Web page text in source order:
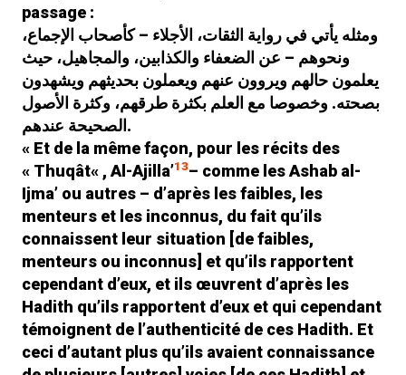
passage :
ومثله يأتي في رواية الثقات، الأجلاء – كأصحاب الإجماع،
ونحوهم – عن الضعفاء والكذابين، والمجاهيل، حيث
يعلمون حالهم ويروون عنهم ويعملون بحديثهم ويشهدون
بصحته. وخصوصا مع العلم بكثرة طرقهم، وكثرة الأصول
الصحيحة عندهم.
« Et de la même façon, pour les récits des
« Thuqât« , Al-Ajilla’13– comme lesAshab al-
Ijma’ ou autres – d’après les faibles, les
menteurs et les inconnus, du fait qu’ils
connaissent leur situation [de faibles,
menteurs ou inconnus] et qu’ils rapportent
cependant d’eux, et ils œuvrent d’après les
Hadith qu’ils rapportent d’eux et qui cependant
témoignent de l’authenticité de ces Hadith. Et
ceci d’autant plus qu’ils avaient connaissance